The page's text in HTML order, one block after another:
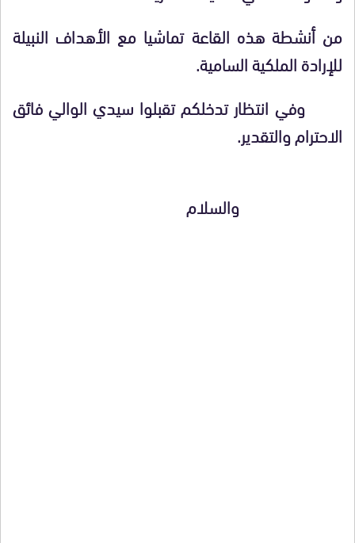
من أنشطة هذه القاعة تماشيا مع الأهداف النبيلة
للإرادة الملكية السامية.
وفي انتظار تدخلكم تقبلوا سيدي الوالي فائق
الاحترام والتقدير.
والسلام